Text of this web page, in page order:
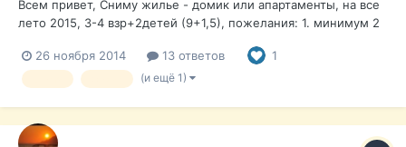
Всем привет, Сниму жилье - домик или апартаменты, на все
лето 2015, 3-4 взр+2детей (9+1,5), пожелания: 1. минимум 2
Купить покушать тоже недалеко, 4.Развлечения чуть
поближе, в пешей доступности - кабачки, площадки для
26 ноября 2014 13 ответов 1
(и ещё 1)